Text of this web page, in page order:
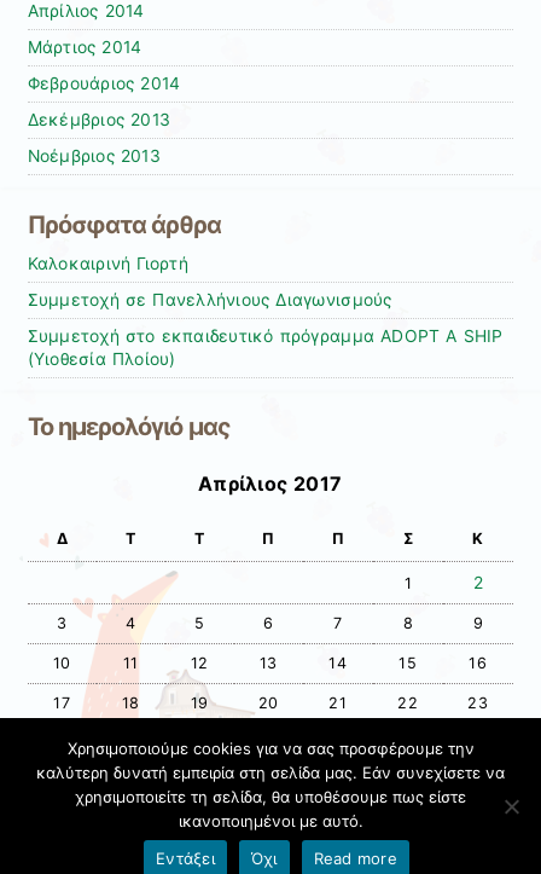
Απρίλιος 2014
Μάρτιος 2014
Φεβρουάριος 2014
Δεκέμβριος 2013
Νοέμβριος 2013
Πρόσφατα άρθρα
Καλοκαιρινή Γιορτή
Συμμετοχή σε Πανελλήνιους Διαγωνισμούς
Συμμετοχή στο εκπαιδευτικό πρόγραμμα ADOPT A SHIP
(Υιοθεσία Πλοίου)
Το ημερολόγιό μας
Απρίλιος 2017
Δ Τ Τ Π Π Σ Κ
1 2
3 4 5 6 7 8 9
10 11 12 13 14 15 16
17 18 19 20 21 22 23
24 25 26 27 28 29 30
Μάι »
Όροι χρήσης blogs.sch.gr| Δήλωση προσβασιμότητας
Χρησιμοποιούμε cookies για να σας προσφέρουμε την
καλύτερη δυνατή εμπειρία στη σελίδα μας. Εάν συνεχίσετε να
χρησιμοποιείτε τη σελίδα, θα υποθέσουμε πως είστε
ικανοποιημένοι με αυτό.
Εντάξει
Όχι Read more